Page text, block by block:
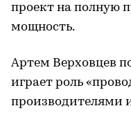
проект на полную
мощность.
Артем Верховцев
играет роль
производителями